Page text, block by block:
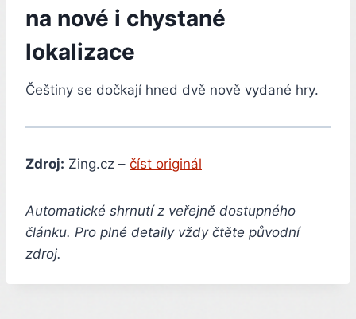
na nové i chystané
lokalizace
Češtiny se dočkají hned dvě nově vydané hry.
Zdroj: Zing.cz – číst originál
Automatické shrnutí z veřejně dostupného
článku. Pro plné detaily vždy čtěte původní
zdroj.